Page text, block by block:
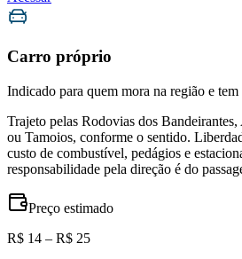
Carro próprio
Indicado para quem mora na região e
Trajeto pelas Rodovias dos
ou Tamoios, conforme o sentido.
custo de combustível, pedágios e
responsabilidade pela direção é do
Preço estimado
R$ 14 – R$ 25